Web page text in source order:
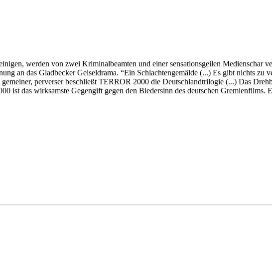
werden von zwei Kriminalbeamten und einer sensationsgeilen Medienschar
an das Gladbecker Geiseldrama. “Ein Schlachtengemälde (...) Es gibt nichts zu
perverser beschließt TERROR 2000 die Deutschlandtrilogie (...) Das
ist das wirksamste Gegengift gegen den Biedersinn des deutschen